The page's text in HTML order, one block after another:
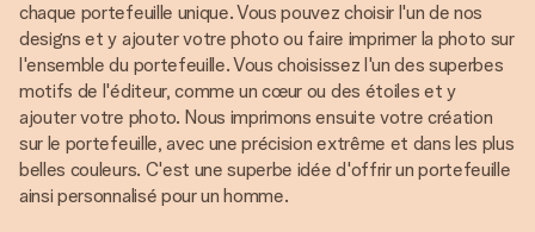
chaque portefeuille unique. Vous pouvez choisir l'un de nos
designs et y ajouter votre photo ou faire imprimer la photo sur
l'ensemble du portefeuille. Vous choisissez l'un des superbes
motifs de l'éditeur, comme un cœur ou des étoiles et y
ajouter votre photo. Nous imprimons ensuite votre création
sur le portefeuille, avec une précision extrême et dans les plus
belles couleurs. C'est une superbe idée d'offrir un portefeuille
ainsi personnalisé pour un homme.